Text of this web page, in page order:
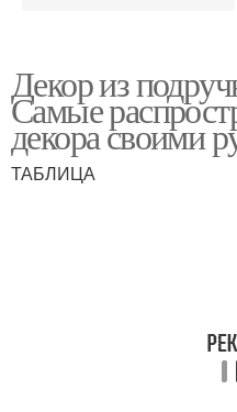
Домашние поделки
Декор из
Самые
декора своими
ТАБЛИЦА